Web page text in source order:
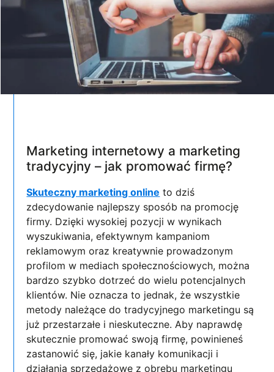
Marketing internetowy a marketing
tradycyjny – jak promować firmę?
Skuteczny marketing online to dziś
zdecydowanie najlepszy sposób na promocję
firmy. Dzięki wysokiej pozycji w wynikach
wyszukiwania, efektywnym kampaniom
reklamowym oraz kreatywnie prowadzonym
profilom w mediach społecznościowych, można
bardzo szybko dotrzeć do wielu potencjalnych
klientów. Nie oznacza to jednak, że wszystkie
metody należące do tradycyjnego marketingu są
już przestarzałe i nieskuteczne. Aby naprawdę
skutecznie promować swoją firmę, powinieneś
zastanowić się, jakie kanały komunikacji i
działania sprzedażowe z obrębu marketingu